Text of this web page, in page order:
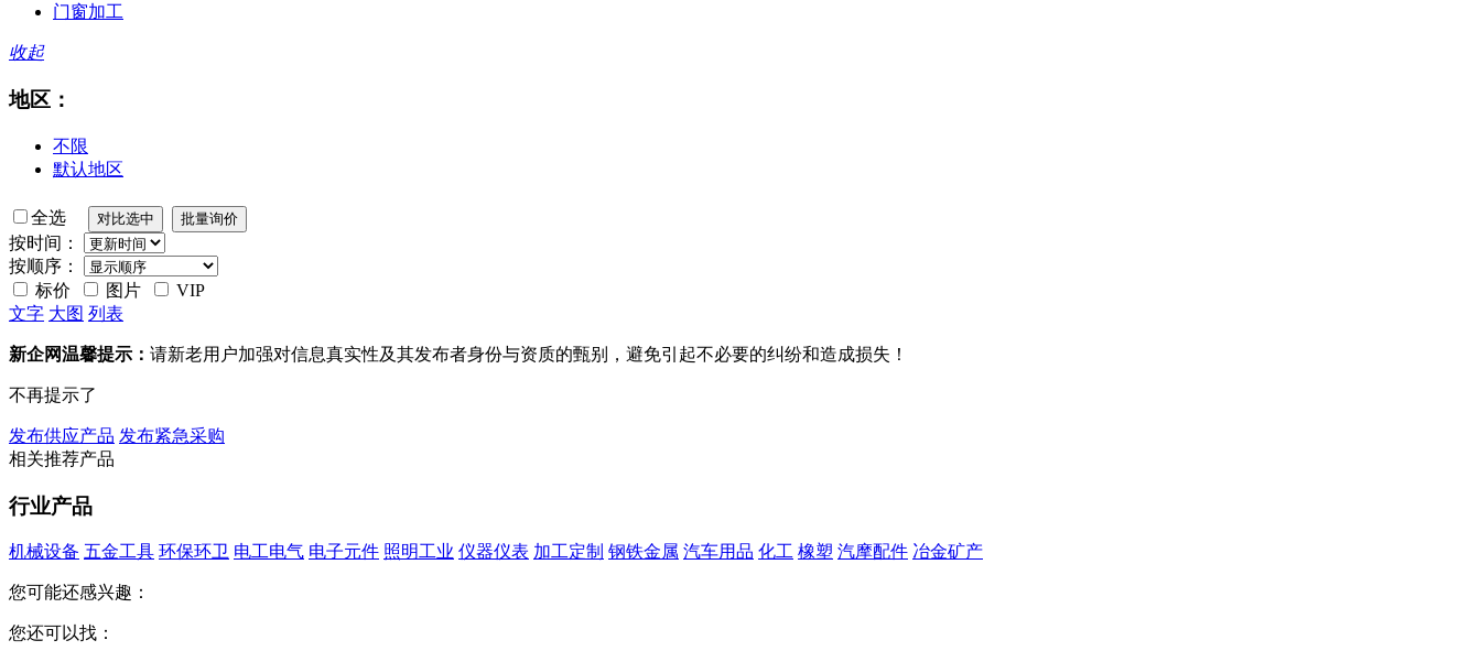
门窗加工
收起
地区：
不限
默认地区
全选
按时间：
按顺序：
标价
图片
VIP
文字 大图 列表
新企网温馨提示： 请新老用户加强对信息真实性及其发布者身份与资质的甄别，避免引起不必要的纠纷和造成损失！
不再提示了
发布供应产品 发布紧急采购
相关推荐产品
行业产品
机械设备 五金工具 环保环卫 电工电气 电子元件 照明工业 仪器仪表 加工定制 钢铁金属 汽车用品 化工 橡塑 汽摩配件 冶金矿产
您可能还感兴趣：
您还可以找：